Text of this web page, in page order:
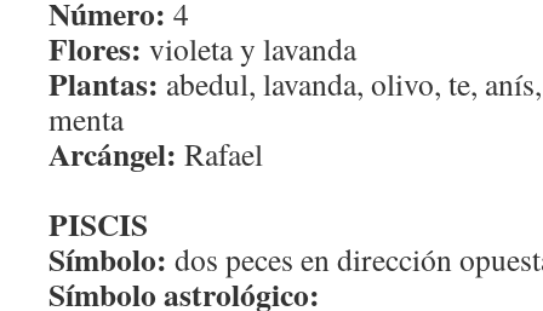
Número: 4
Flores: violeta y lavanda
Plantas: abedul, lavanda, olivo, te,
menta
Arcángel: Rafael
PISCIS
Símbolo: dos peces en dirección
Símbolo astrológico: